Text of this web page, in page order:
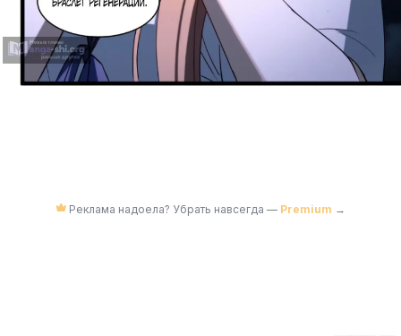
Реклама надоела? Убрать навсегда — Premium →